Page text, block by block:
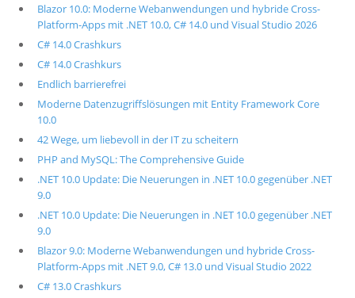
Blazor 10.0: Moderne Webanwendungen und hybride Cross-
Platform-Apps mit .NET 10.0, C# 14.0 und Visual Studio 2026
C# 14.0 Crashkurs
C# 14.0 Crashkurs
Endlich barrierefrei
Moderne Datenzugriffslösungen mit Entity Framework Core
10.0
42 Wege, um liebevoll in der IT zu scheitern
PHP and MySQL: The Comprehensive Guide
.NET 10.0 Update: Die Neuerungen in .NET 10.0 gegenüber .NET
9.0
.NET 10.0 Update: Die Neuerungen in .NET 10.0 gegenüber .NET
9.0
Blazor 9.0: Moderne Webanwendungen und hybride Cross-
Platform-Apps mit .NET 9.0, C# 13.0 und Visual Studio 2022
C# 13.0 Crashkurs